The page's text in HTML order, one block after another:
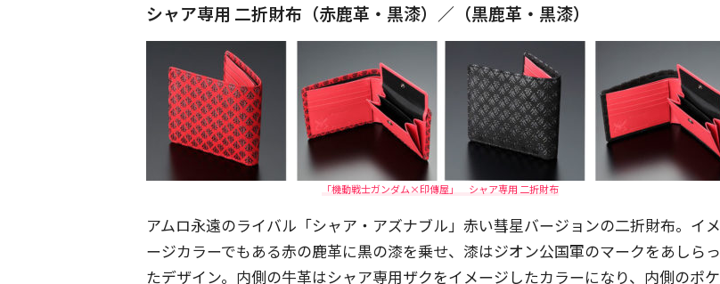
シャア専用 二折財布（赤鹿革・黒漆）／（黒鹿革・黒漆）
「機動戦士ガンダム×印傳屋」 シャア専用 二折財布
アムロ永遠のライバル「シャア・アズナブル」赤い彗星バージョンの二折財布。イメ
ージカラーでもある赤の鹿革に黒の漆を乗せ、漆はジオン公国軍のマークをあしらっ
たデザイン。内側の牛革はシャア専用ザクをイメージしたカラーになり、内側のポケ